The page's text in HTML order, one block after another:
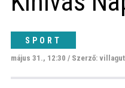
Riport
Közigazgatás
SPORT
május 31., 12:30 / Szerző: